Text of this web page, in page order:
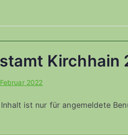
Kirchhain
2022
ist nur für angemeldete